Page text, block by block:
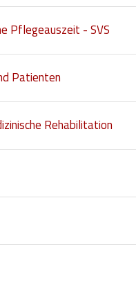
Pflegeauszeit - SVS
Patienten
Rehabilitation